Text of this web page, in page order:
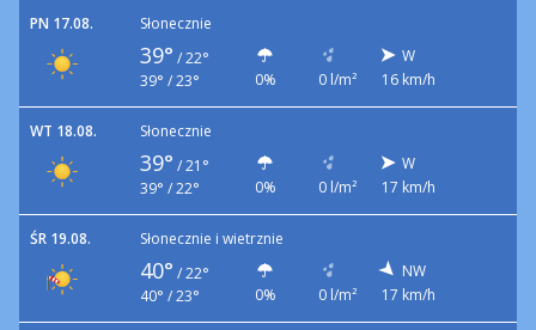
PN 17.08. Słonecznie
39° / 22°
39° / 23°
0% 0 l/m²
W
16 km/h
WT 18.08. Słonecznie
39° / 21°
39° / 22°
0% 0 l/m²
W
17 km/h
ŚR 19.08. Słonecznie i wietrznie
40° / 22°
40° / 23°
0% 0 l/m²
NW
17 km/h